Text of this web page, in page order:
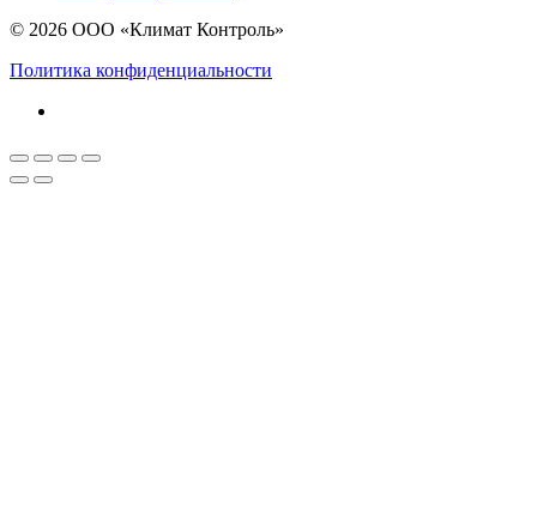
© 2026 ООО «Климат Контроль»
Политика конфиденциальности